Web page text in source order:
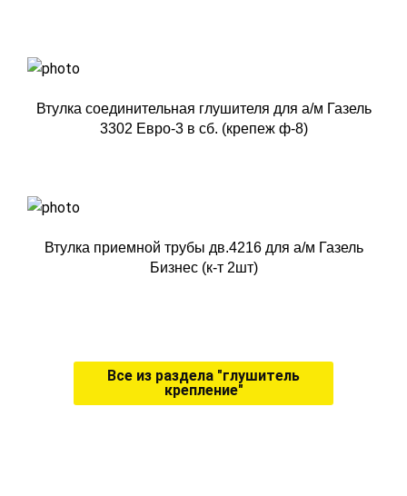
Втулка соединительная глушителя для а/м Газель
3302 Евро-3 в сб. (крепеж ф-8)
Втулка приемной трубы дв.4216 для а/м Газель
Бизнес (к-т 2шт)
Все из раздела "глушитель
крепление"